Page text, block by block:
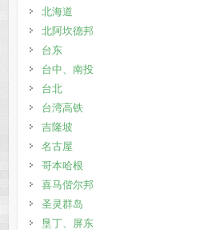
北海道
北阿坎德邦
台东
台中、南投
台北
台湾高铁
吉隆坡
名古屋
哥本哈根
喜马偕尔邦
圣灵群岛
垦丁、屏东